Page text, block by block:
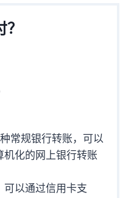
常规银行转账，可以
化的网上银行转账
可以通过信用卡支